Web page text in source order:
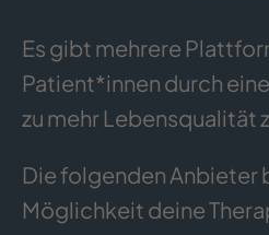
Es gibt mehrere
Patient*innen durch
zu mehr Lebensqualität
Die folgenden Anbieter
Möglichkeit deine